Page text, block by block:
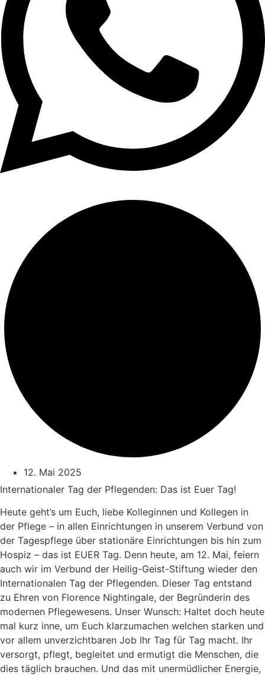
12. Mai 2025
Internationaler Tag der Pflegenden: Das ist Euer Tag!
Heute geht’s um Euch, liebe Kolleginnen und Kollegen in
der Pflege – in allen Einrichtungen in unserem Verbund von
der Tagespflege über stationäre Einrichtungen bis hin zum
Hospiz – das ist EUER Tag. Denn heute, am 12. Mai, feiern
auch wir im Verbund der Heilig-Geist-Stiftung wieder den
Internationalen Tag der Pflegenden. Dieser Tag entstand
zu Ehren von Florence Nightingale, der Begründerin des
modernen Pflegewesens. Unser Wunsch: Haltet doch heute
mal kurz inne, um Euch klarzumachen welchen starken und
vor allem unverzichtbaren Job Ihr Tag für Tag macht. Ihr
versorgt, pflegt, begleitet und ermutigt die Menschen, die
dies täglich brauchen. Und das mit unermüdlicher Energie,